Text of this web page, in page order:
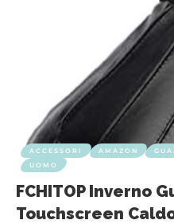
ACCESSORI AMAZON
UOMO
FCHITOP Inverno
Touchscreen